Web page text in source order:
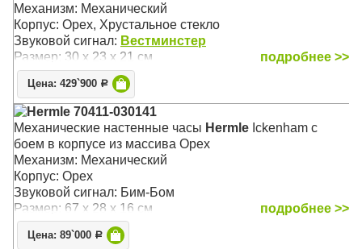
Механизм: Механический
Корпус: Орех, Хрустальное стекло
Звуковой сигнал: Вестминстер
Размер: 30 х 23 х 21 см
подробнее >>
Цена: 429`900 Р
Hermle 70411-030141
Механические настенные часы Hermle Ickenham с
боем в корпусе из массива Орех
Механизм: Механический
Корпус: Орех
Звуковой сигнал: Бим-Бом
Размер: 67 х 28 х 16 см
подробнее >>
Цена: 89`000 Р